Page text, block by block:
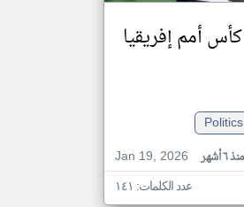
أمم إفريقيا
Politics
Jan 19, 2026
منذ ٦ أشهر
عدد الكلمات: ١٤١